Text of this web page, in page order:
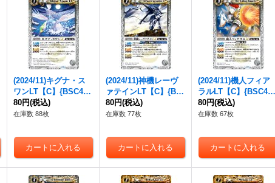
(2024/11)キグナ・ス
ワンLT【C】{BSC45-
045}《白》
80円(税込)
在庫数 88枚
(2024/11)神機レーヴ
ァテインLT【C】{BS
C45-046}《白》
80円(税込)
在庫数 77枚
(2024/11)機人フィア
ラルLT【C】{BSC45-
048}《白》
80円(税込)
在庫数 67枚